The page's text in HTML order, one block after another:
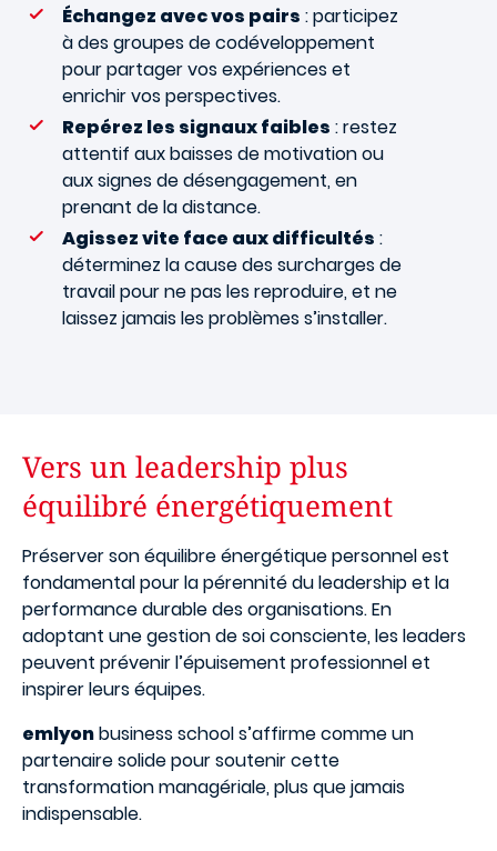
Échangez avec vos pairs : participez
à des groupes de codéveloppement
pour partager vos expériences et
enrichir vos perspectives.
Repérez les signaux faibles : restez
attentif aux baisses de motivation ou
aux signes de désengagement, en
prenant de la distance.
Agissez vite face aux difficultés :
déterminez la cause des surcharges de
travail pour ne pas les reproduire, et ne
laissez jamais les problèmes s’installer.
Vers un leadership plus
équilibré énergétiquement
Préserver son équilibre énergétique personnel est
fondamental pour la pérennité du leadership et la
performance durable des organisations. En
adoptant une gestion de soi consciente, les leaders
peuvent prévenir l’épuisement professionnel et
inspirer leurs équipes.
emlyonbusiness school s’affirme comme un
partenaire solide pour soutenir cette
transformation managériale, plus que jamais
indispensable.